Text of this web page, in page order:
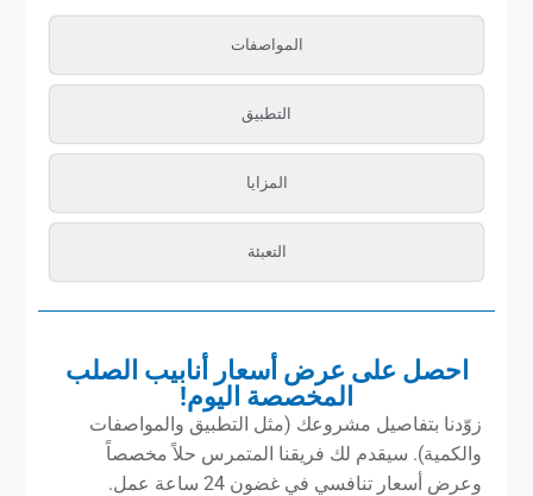
المواصفات
التطبيق
المزايا
التعبئة
احصل على عرض أسعار أنابيب الصلب
المخصصة اليوم!
زوّدنا بتفاصيل مشروعك (مثل التطبيق والمواصفات
والكمية). سيقدم لك فريقنا المتمرس حلاً مخصصاً
وعرض أسعار تنافسي في غضون 24 ساعة عمل.